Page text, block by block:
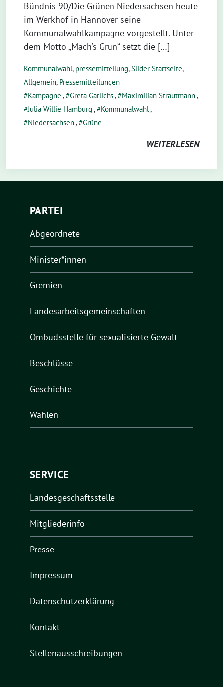
Bündnis 90/Die Grünen Niedersachsen heute
im Werkhof in Hannover seine
Kommunalwahlkampagne vorgestellt. Unter
dem Motto „Mach’s Grün“ setzt die […]
Kommunalwahl, pressemitteilung,Slider Startseite,
Allgemein, Pressemitteilungen
Kampagne , Greta Garlichs, Maximilian Strautmann,
Julia Willie Hamburg , Kommunalwahl,
Niedersachsen, Grüne
WEITERLESEN
PARTEI
Abgeordnete
Minister*innen
Gremien
Landesarbeitsgemeinschaften
Ombudsstelle für sexualisierte Gewalt
Beschlüsse
Geschichte
Wahlen
SERVICE
Landesgeschäftsstelle
Mitgliederinfo
Presse
Impressum
Datenschutzerklärung
Kontakt
Stellenausschreibungen